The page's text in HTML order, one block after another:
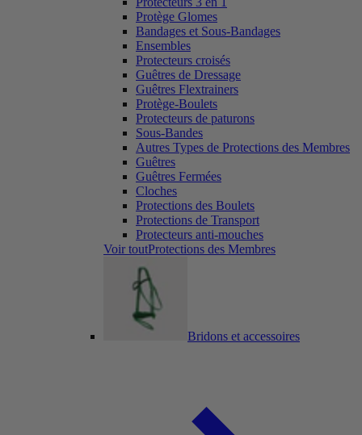
Protège Glomes
Bandages et Sous-Bandages
Ensembles
Protecteurs croisés
Guêtres de Dressage
Guêtres Flextrainers
Protège-Boulets
Protecteurs de paturons
Sous-Bandes
Autres Types de Protections des Membres
Guêtres
Guêtres Fermées
Cloches
Protections des Boulets
Protections de Transport
Protecteurs anti-mouches
Voir toutProtections des Membres
Bridons et accessoires